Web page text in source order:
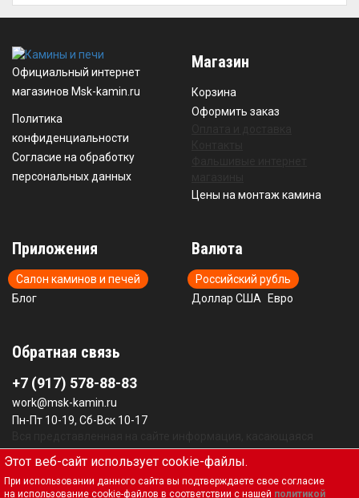
Официальный интернет
магазинов Msk-kamin.ru
Политика
конфиденциальности
Согласие на обработку
персональных данных
Магазин
Корзина
Оформить заказ
Цены на монтаж камина
Приложения
Салон каминов и печей
Блог
Валюта
Российский рубль
Доллар США
Евро
Обратная связь
+7 (917) 578-88-83
work@msk-kamin.ru
Пн-Пт 10-19, Сб-Вск 10-17
технических характеристик, наличия на складе, стоимости
товаров, носит информационный характер и не является
публичной офертой, определяемой положениями Статьи
Этот веб-сайт использует cookie-файлы.
При использовании данного сайта вы подтверждаете свое согласие
на использование cookie-файлов в соответствии с нашей политикой